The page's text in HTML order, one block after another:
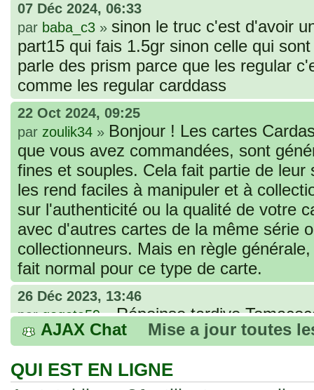
07 Déc 2024, 06:33
par baba_c3 » sinon le truc c'est d'avoir
part15 qui fais 1.5gr sinon celle qui
parle des prism parce que les regular
comme les regular carddass
22 Oct 2024, 09:25
par zoulik34 » Bonjour ! Les cartes
que vous avez commandées, sont
fines et souples. Cela fait partie de
les rend faciles à manipuler et à
sur l'authenticité ou la qualité de votre
avec d'autres cartes de la même série
collectionneurs. Mais en règle
fait normal pour ce type de carte.
26 Déc 2023, 13:46
pargogeta59»Répoinse tardive
acheter une réédition de cette Hondan ?
02 Juin 2023, 14:17
parTomacoco»Bonjour j'ai commandé
AJAX Chat Mise a jour toutes
QUI EST EN LIGNE